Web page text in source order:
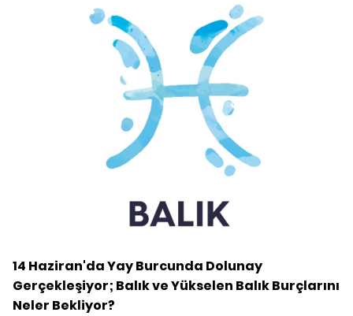
14 Haziran'da Yay Burcunda Dolunay
Gerçekleşiyor; Balık ve Yükselen Balık Burçlarını
Neler Bekliyor?